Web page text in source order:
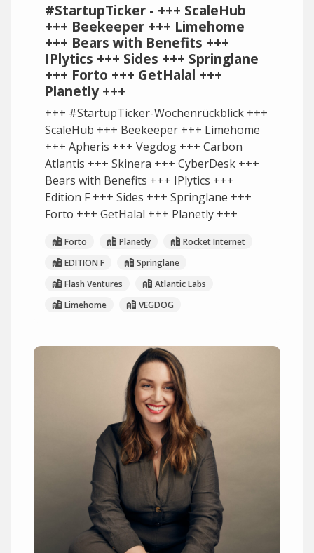
#StartupTicker - +++ ScaleHub
+++ Beekeeper +++ Limehome
+++ Bears with Benefits +++
IPlytics +++ Sides +++ Springlane
+++ Forto +++ GetHalal +++
Planetly +++
+++ #StartupTicker-Wochenrückblick +++
ScaleHub +++ Beekeeper +++ Limehome
+++ Apheris +++ Vegdog +++ Carbon
Atlantis +++ Skinera +++ CyberDesk +++
Bears with Benefits +++ IPlytics +++
Edition F +++ Sides +++ Springlane +++
Forto +++ GetHalal +++ Planetly +++
Forto Planetly
Rocket Internet
EDITION F
Springlane
Flash Ventures
Atlantic Labs
Limehome
VEGDOG